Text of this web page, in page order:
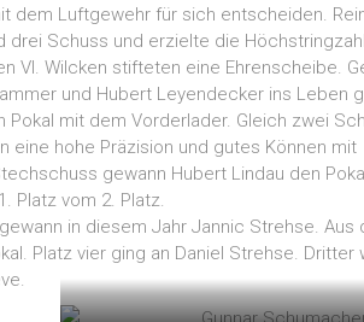
dem Luftgewehr für sich entscheiden.
Schuss und erzielte die
VI. Wilcken stifteten eine Ehrenscheibe.
und Hubert Leyendecker ins
mit dem Vorderlader. Gleich zwei
eine hohe Präzision und gutes Können mit
gewann Hubert Lindau den
Platz vom 2. Platz.
in diesem Jahr Jannic Strehse.
Platz vier ging an Daniel Strehse.